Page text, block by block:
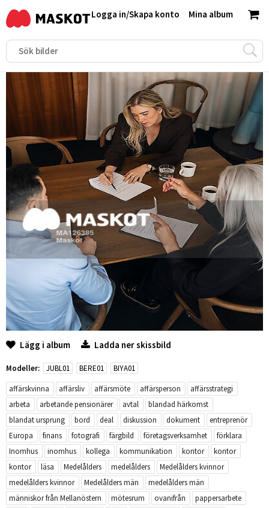
Mina album
Logga in/Skapa konto
Lägg i album Ladda ner skissbild
Modeller: JUBL01 BERE01
BIYA01
affärskvinna
affärsliv affärsmöte affärsperson
affärsstrategi
arbeta
arbetande pensionärer avtal
blandad härkomst
blandat ursprung
bord deal diskussion dokument
entreprenör
Europa
finans fotografi färgbild företagsverksamhet
förklara
Inomhus
inomhus kollega kommunikation kontor
kontor
kontor
läsa Medelålders medelålders
Medelålders kvinnor
medelålders kvinnor
Medelålders män
medelålders män
människor från Mellanöstern
mötesrum ovanifrån
pappersarbete